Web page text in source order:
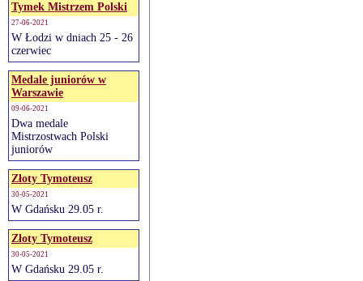
Tymek Mistrzem Polski
27-06-2021
W Łodzi w dniach 25 - 26
czerwiec
Medale juniorów w
Warszawie
09-06-2021
Dwa medale
Mistrzostwach Polski
juniorów
Złoty Tymoteusz
30-05-2021
W Gdańsku 29.05 r.
Złoty Tymoteusz
30-05-2021
W Gdańsku 29.05 r.